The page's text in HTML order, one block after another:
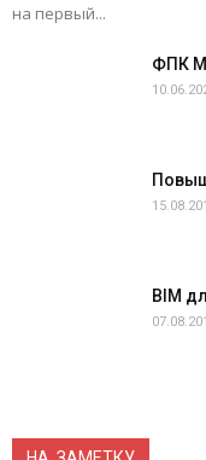
на первый...
ФПК
BIM